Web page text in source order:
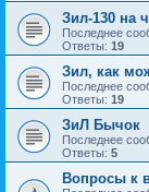
Зил-130 на
Последнее
Ответы: 19
Зил, как
Последнее
Ответы: 19
ЗиЛ Бычок
Последнее
Ответы: 5
Вопросы к